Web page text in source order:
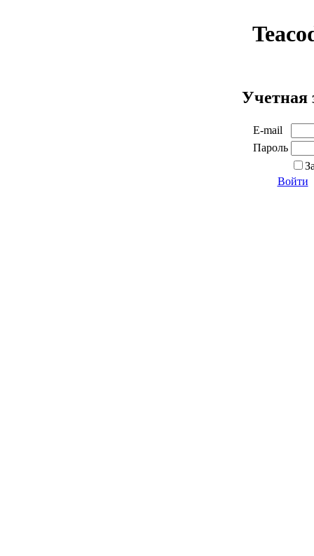
Учетная
E-mail
Пароль
Войти